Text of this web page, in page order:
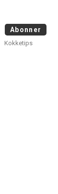
Abonner
Kokketips